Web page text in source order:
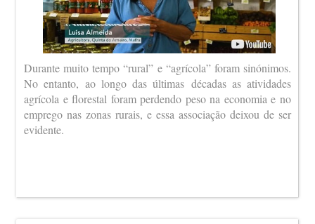
Durante muito tempo “rural” e “agrícola” foram sinónimos.
No entanto, ao longo das últimas décadas as atividades
agrícola e florestal foram perdendo peso na economia e no
emprego nas zonas rurais, e essa associação deixou de ser
evidente.